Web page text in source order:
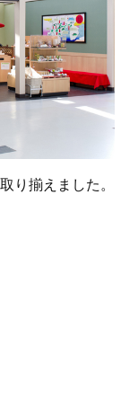
り揃えました。